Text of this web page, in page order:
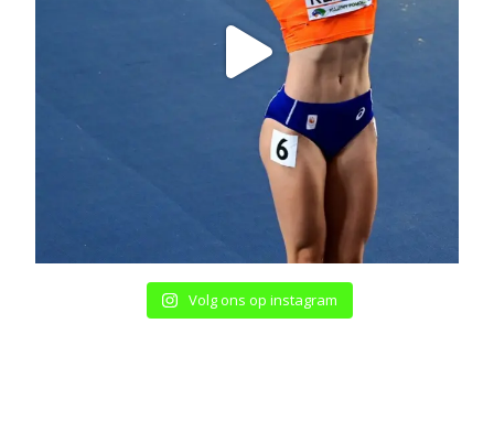
Volg ons op instagram